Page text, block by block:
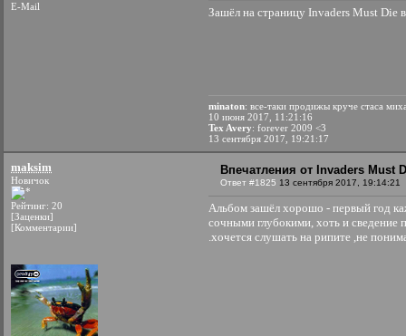
E-Mail
Зашёл на страницу Invaders Must Die
minaton: все-таки продижы круче стаса
10 июня 2017, 11:21:16
Tex Avery: forever 2009 <3
13 сентября 2017, 19:21:17
maksim
Новичок
Рейтинг: 20
[Заценки]
[Комментарии]
Впечатления от Invaders Must
Ответ #1825 13 сентября 2017, 19:14:21
Альбом зашёл хорошо - первый год
сочными глубокими, хоть и сведение
.хочется слушать на рипите ,не